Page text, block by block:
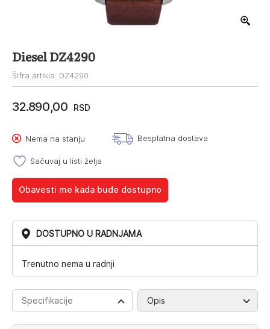
Diesel DZ4290
Šifra artikla: DZ4290
32.890,00 RSD
Nema na stanju Besplatna dostava
Sačuvaj u listi želja
Obavesti me kada bude dostupno
DOSTUPNO U RADNJAMA
Trenutno nema u radnji
Specifikacije Opis